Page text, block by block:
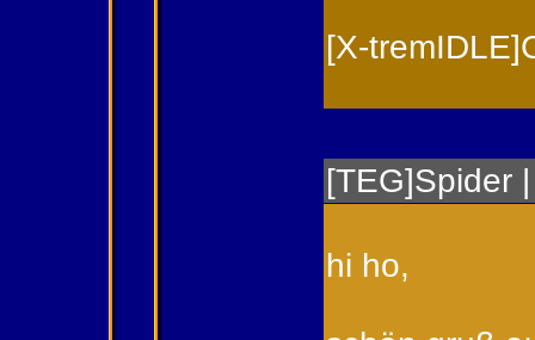
[X-
[TEG]Spider
hi ho,